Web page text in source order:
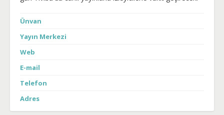
Ünvan
Yayın Merkezi
Web
E-mail
Telefon
Adres